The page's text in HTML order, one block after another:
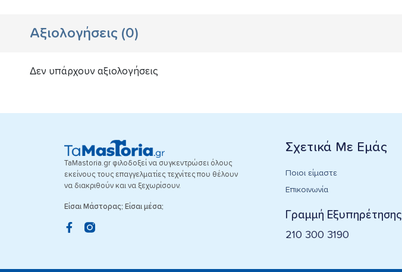
Αξιολογήσεις (0)
Δεν υπάρχουν αξιολογήσεις
TaMastoria.gr φιλοδοξεί να συγκεντρώσει όλους
εκείνους τους επαγγελματίες τεχνίτες που θέλουν
να διακριθούν και να ξεχωρίσουν.
Είσαι Μάστορας; Είσαι μέσα;
Σχετικά Με Εμάς
Ποιοι είμαστε
Επικοινωνία
Γραμμή Εξυπηρέτησης
210 300 3190